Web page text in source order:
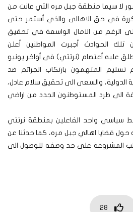
لا سيما منطقة جبل مره التي عانت من
في حق الاهالى والذي أستمر حتى
الرغم من الامال الواسعة في تحقيق
تلك الحوادث أجبرت المواطنين أعلن
عليه أعتصام (نرتتي) فى أواخر يونيو
تسليم المتهمون بارتكاب الجرائم ضد
الدولية، والسعى الى تحقيق سلام عادل،
الى طرد المستوطنون الجدد من اراضي
سياسي واحد الفاعلين بمنطقة نرتتي
حول قضايا اهالي جبل مره، كما حدثنا عن
المشروعة على حد وصفه للوصول الى
28